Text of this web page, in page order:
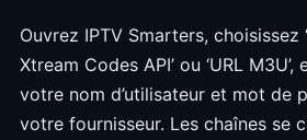
Ouvrez IPTV Smarters, choisissez
Xtream Codes API’ ou ‘URL M3U’,
votre nom d’utilisateur et mot de
votre fournisseur. Les chaînes se